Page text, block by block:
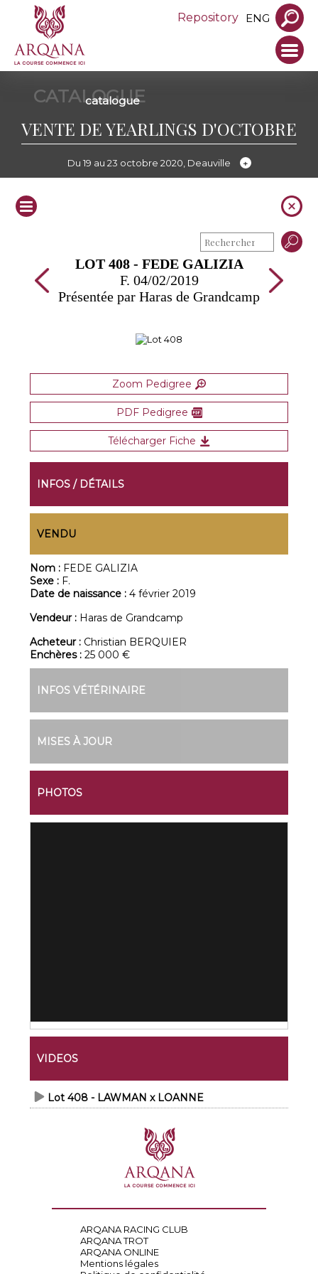
Repository ENG
CATALOGUE
catalogue
VENTE DE YEARLINGS D'OCTOBRE
Du 19 au 23 octobre 2020, Deauville
LOT 408 - FEDE GALIZIA
F. 04/02/2019
Présentée par Haras de Grandcamp
Zoom Pedigree
PDF Pedigree
Télécharger Fiche
INFOS / DÉTAILS
VENDU
Nom : FEDE GALIZIA
Sexe : F.
Date de naissance :4 février 2019
Vendeur : Haras de Grandcamp
Acheteur : Christian BERQUIER
Enchères :25 000 €
INFOS VÉTÉRINAIRE
MISES À JOUR
PHOTOS
VIDEOS
Lot 408 - LAWMAN x LOANNE
ARQANA RACING CLUB
ARQANA TROT
ARQANA ONLINE
Mentions légales